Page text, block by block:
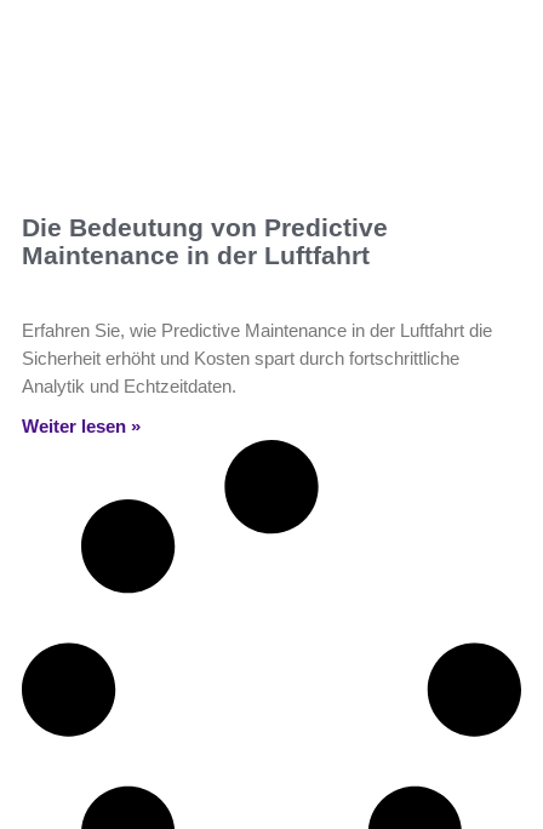
Die Bedeutung von Predictive
Maintenance in der Luftfahrt
Erfahren Sie, wie Predictive Maintenance in der Luftfahrt die
Sicherheit erhöht und Kosten spart durch fortschrittliche
Analytik und Echtzeitdaten.
Weiter lesen »